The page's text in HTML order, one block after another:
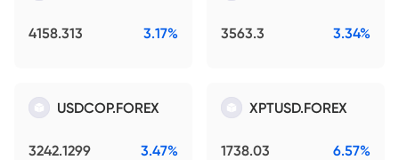
4158.313 3.17% 3563.3 3.34%
USDCOP.FOREX
3242.1299 3.47%
XPTUSD.FOREX
1738.03 6.57%